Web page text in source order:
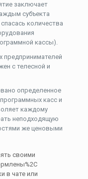
заключает
субъекта
количества
кассы).
предпринимателей
с телесной и
определенное
касс и
каждому
неподходящую
же ценовыми
своими
в чате или